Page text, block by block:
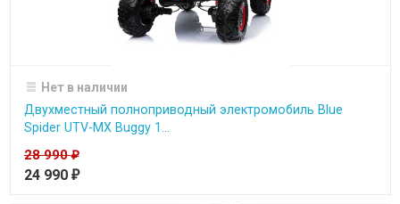
Нет в наличии
Двухместный полноприводный электромобиль Blue
Spider UTV-MX Buggy 1...
28 990₽
24 990 ₽